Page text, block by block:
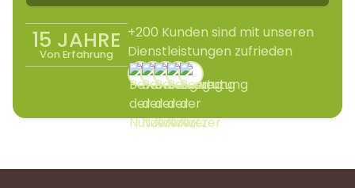
15 JAHRE
Von Erfahrung
+200 Kunden sind mit unseren
Dienstleistungen zufrieden